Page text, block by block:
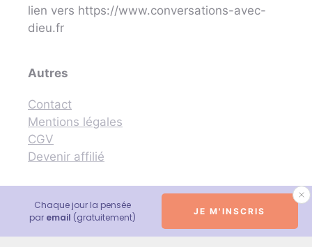
lien vers https://www.conversations-avec-
dieu.fr
Autres
Contact
Mentions légales
CGV
Devenir affilié
© 2026 Conversations avec Dieu - Neale Donald Walsch
Chaque jour la pensée
par email (gratuitement) JE M'INSCRIS